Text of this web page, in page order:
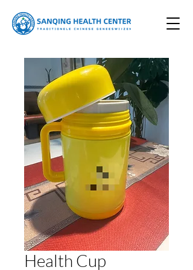
Health Cup